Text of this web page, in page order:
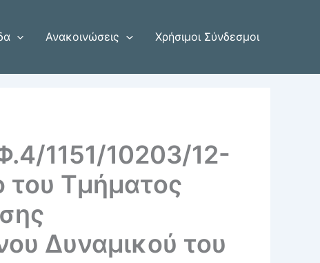
Ανακοινώσεις Χρήσιμοι Σύνδεσμοι
1151/10203/12-
Τμήματος
Δυναμικού του